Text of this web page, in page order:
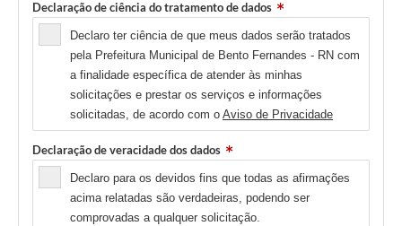
Declaração de ciência do tratamento de dados
Declaro ter ciência de que meus dados serão tratados
pela Prefeitura Municipal de Bento Fernandes - RN com
a finalidade específica de atender às minhas
solicitações e prestar os serviços e informações
solicitadas, de acordo com o Aviso de Privacidade
Declaração de veracidade dos dados
Declaro para os devidos fins que todas as afirmações
acima relatadas são verdadeiras, podendo ser
comprovadas a qualquer solicitação.